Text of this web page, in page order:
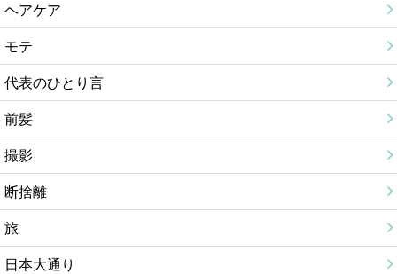
ヘアケア
モテ
代表のひとり言
前髪
撮影
断捨離
旅
日本大通り